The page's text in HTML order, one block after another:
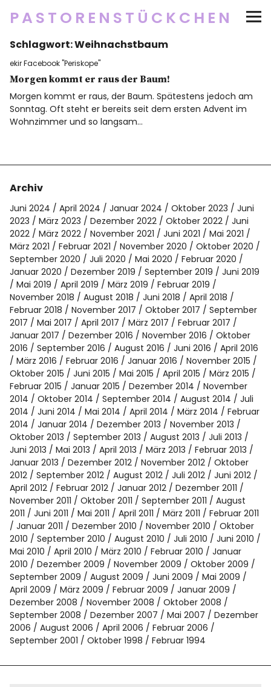
PASTORENSTÜCKCHEN
Startseite
Über
Social Media
Impressum/Datenschutz
TwitterRSSInstagramFacebookpinterest
flickr500px
Spotify
Schlagwort:Weihnachstbaum
ekir Facebook "Periskope"
Morgen kommt er raus der Baum!
Morgen kommt er raus, der Baum. Spätestens jedoch am
Sonntag. Oft steht er bereits seit dem ersten Advent im
Wohnzimmer und so langsam…
Archiv
Juni 2024 April 2024 Januar 2024 Oktober 2023
Juni
2023
März 2023 Dezember 2022 Oktober 2022
Juni
2022
März 2022 November 2021 Juni 2021
Mai 2021
März 2021
Februar 2021 November 2020
Oktober 2020
September 2020
Juli 2020 Mai 2020
Februar 2020
Januar 2020
Dezember 2019 September 2019
Juni 2019
Mai 2019
April 2019 März 2019
Februar 2019
November 2018
August 2018 Juni 2018
April 2018
Februar 2018
November 2017 Oktober 2017
September
2017
Mai 2017 April 2017 März 2017
Februar 2017
Januar 2017
Dezember 2016 November 2016
Oktober
2016
September 2016 August 2016 Juni 2016
April 2016
März 2016
Februar 2016 Januar 2016
November 2015
Oktober 2015
Juni 2015 Mai 2015 April 2015
März 2015
Februar 2015
Januar 2015 Dezember 2014
November
2014
Oktober 2014 September 2014 August 2014
Juli
2014
Juni 2014 Mai 2014 April 2014 März 2014
Februar
2014
Januar 2014 Dezember 2013
November 2013
Oktober 2013
September 2013 August 2013
Juli 2013
Juni 2013
Mai 2013 April 2013 März 2013
Februar 2013
Januar 2013
Dezember 2012 November 2012
Oktober
2012
September 2012 August 2012 Juli 2012
Juni 2012
April 2012
Februar 2012 Januar 2012
Dezember 2011
November 2011
Oktober 2011 September 2011
August
2011
Juni 2011 Mai 2011 April 2011 März 2011
Februar 2011
Januar 2011
Dezember 2010 November 2010
Oktober
2010
September 2010 August 2010 Juli 2010
Juni 2010
Mai 2010
April 2010 März 2010 Februar 2010
Januar
2010
Dezember 2009 November 2009
Oktober 2009
September 2009
August 2009 Juni 2009
Mai 2009
April 2009
März 2009 Februar 2009
Januar 2009
Dezember 2008
November 2008
Oktober 2008
September 2008
Dezember 2007 Mai 2007
Dezember
2006
August 2006 April 2006
Februar 2006
September 2001
Oktober 1998 Februar 1994